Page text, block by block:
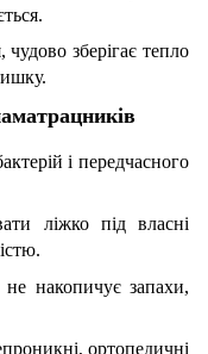
чудово зберігає тепло
і передчасного
ліжко під власні
накопичує запахи,
ортопедичні